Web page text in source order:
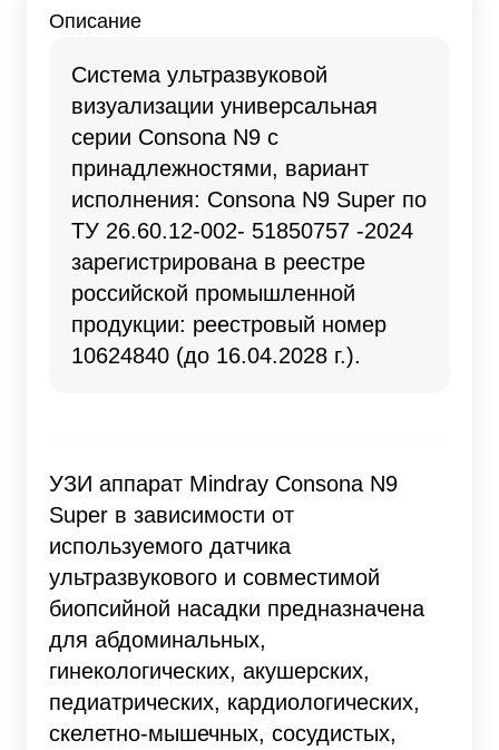
Описание
Система ультразвуковой
визуализации универсальная
серии Consona N9 с
принадлежностями, вариант
исполнения: Consona N9 Super по
ТУ 26.60.12-002- 51850757 -2024
зарегистрирована в реестре
российской промышленной
продукции: реестровый номер
10624840 (до 16.04.2028 г.).
УЗИ аппарат Mindray Consona N9
Super в зависимости от
используемого датчика
ультразвукового и совместимой
биопсийной насадки предназначена
для абдоминальных,
гинекологических, акушерских,
педиатрических, кардиологических,
скелетно-мышечных, сосудистых,